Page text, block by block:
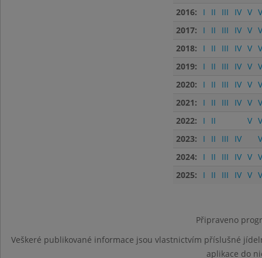
2016:
I II III IV V
2017:
I II III IV V
2018:
I II III IV V
2019:
I II III IV V
2020:
I II III IV V
2021:
I II III IV V
2022:
I II V
2023:
I II III IV
2024:
I II III IV V
2025:
I II III IV V
Připraveno
Veškeré publikované informace jsou vlastnictvím příslušné
aplikace do